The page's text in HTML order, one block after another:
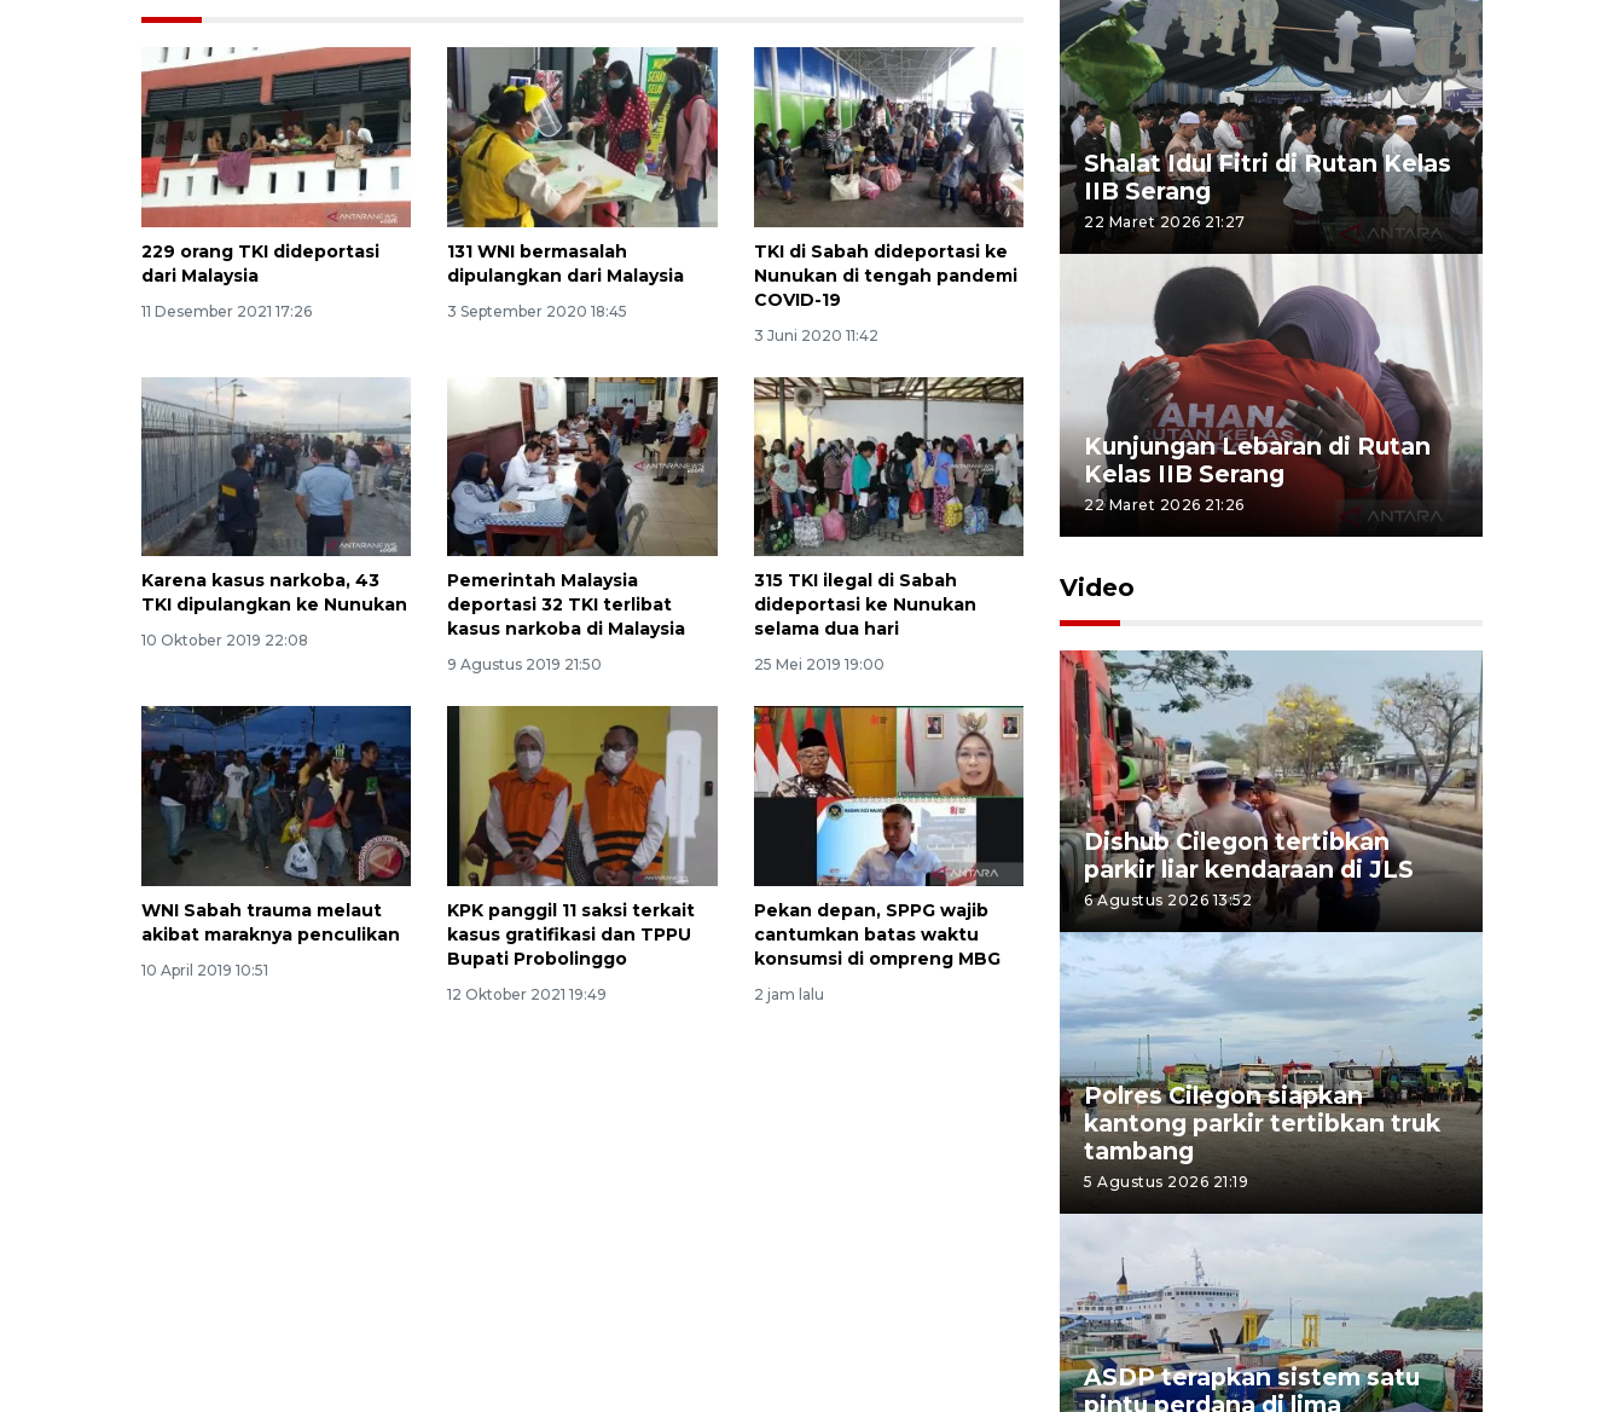
229 orang TKI dideportasi
dari Malaysia
11 Desember 2021 17:26
131 WNI bermasalah
dipulangkan dari Malaysia
3 September 2020 18:45
TKI di Sabah dideportasi ke
Nunukan di tengah pandemi
COVID-19
3 Juni 2020 11:42
Karena kasus narkoba, 43
TKI dipulangkan ke Nunukan
10 Oktober 2019 22:08
Pemerintah Malaysia
deportasi 32 TKI terlibat
kasus narkoba di Malaysia
9 Agustus 2019 21:50
315 TKI ilegal di Sabah
dideportasi ke Nunukan
selama dua hari
25 Mei 2019 19:00
WNI Sabah trauma melaut
akibat maraknya penculikan
10 April 2019 10:51
KPK panggil 11 saksi terkait
kasus gratifikasi dan TPPU
Bupati Probolinggo
12 Oktober 2021 19:49
Pekan depan, SPPG wajib
cantumkan batas waktu
konsumsi di ompreng MBG
2 jam lalu
Shalat Idul Fitri di Rutan Kelas
IIB Serang
22 Maret 2026 21:27
Kunjungan Lebaran di Rutan
Kelas IIB Serang
22 Maret 2026 21:26
Video
Dishub Cilegon tertibkan
parkir liar kendaraan di JLS
6 Agustus 2026 13:52
Polres Cilegon siapkan
kantong parkir tertibkan truk
tambang
5 Agustus 2026 21:19
ASDP terapkan sistem satu
pintu perdana di lima